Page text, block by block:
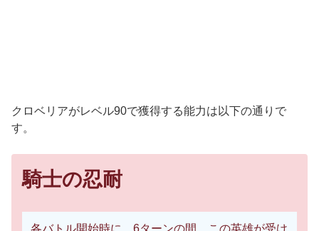
クロベリアがレベル90で獲得する能力は以下の通りで
す。
騎士の忍耐
各バトル開始時に、6ターンの間、この英雄が受け